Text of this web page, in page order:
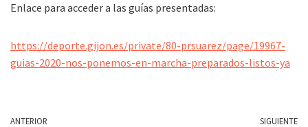
Enlace para acceder a las guías presentadas:
https://deporte.gijon.es/private/80-prsuarez/page/19967-
guias-2020-nos-ponemos-en-marcha-preparados-listos-ya
ANTERIOR SIGUIENTE